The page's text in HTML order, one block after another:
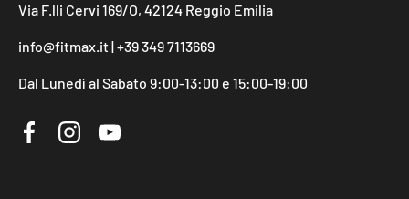
Via F.lli Cervi 169/O, 42124 Reggio Emilia
info@fitmax.it | +39 349 7113669
Dal Lunedì al Sabato 9:00-13:00 e 15:00-19:00
FacebookInstagramYouTube